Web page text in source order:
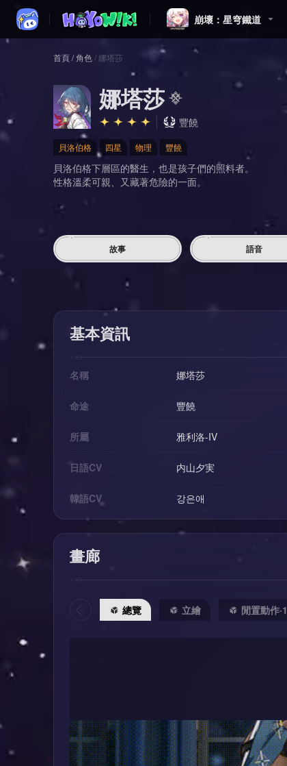
崩壞：星穹鐵道
首頁/角色/ 娜塔莎
娜塔莎
豐饒
貝洛伯格 四星 物理 豐饒
貝洛伯格下層區的醫生，也是孩子們的照料者。
性格溫柔可親、又藏著危險的一面。
故事 語音
基本資訊
名稱 娜塔莎
命途 豐饒
所屬 雅利洛-IV
日語CV 内山夕実
韓語CV 강은애
畫廊
總覽 立繪 閒置動作·1